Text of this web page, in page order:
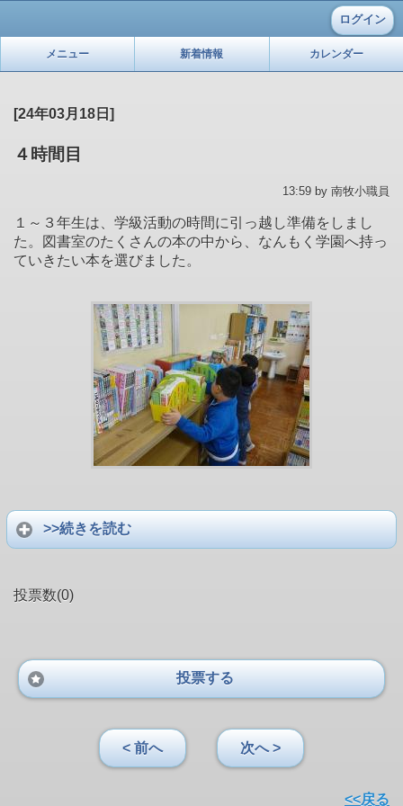
ログイン
メニュー 新着情報 カレンダー
[24年03月18日]
４時間目
13:59 by 南牧小職員
１～３年生は、学級活動の時間に引っ越し準備をしまし
た。図書室のたくさんの本の中から、なんもく学園へ持っ
ていきたい本を選びました。
>>続きを読む
投票数(0)
投票する
< 前へ 次へ >
<<戻る